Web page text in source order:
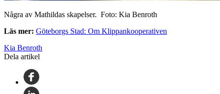
Några av Mathildas skapelser. Foto: Kia Benroth
Läs mer: Göteborgs Stad: Om Klippankooperativen
Kia Benroth
Dela artikel